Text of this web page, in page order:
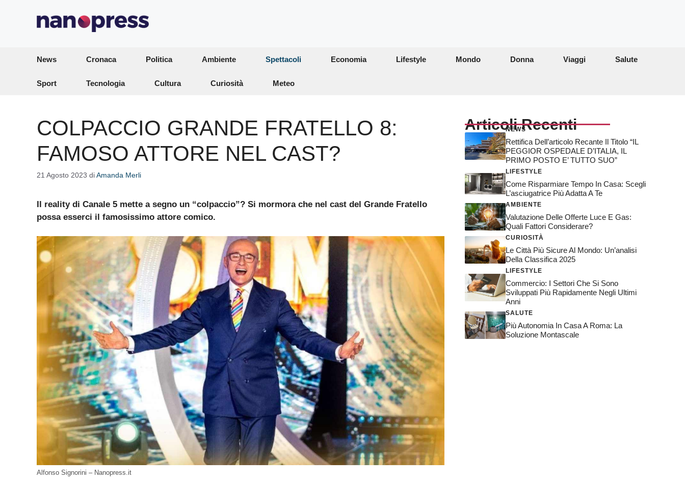
News Cronaca Politica Ambiente Spettacoli Economia Lifestyle Mondo Donna Viaggi Salute
Sport Tecnologia Cultura Curiosità Meteo
COLPACCIO GRANDE FRATELLO 8:
FAMOSO ATTORE NEL CAST?
21 Agosto 2023 diAmanda Merli
Il reality di Canale 5 mette a segno un “colpaccio”? Si mormora che nel cast del Grande Fratello
possa esserci il famosissimo attore comico.
Alfonso Signorini – Nanopress.it
Articoli Recenti
NEWS
Rettifica Dell’articolo Recante Il Titolo “IL
PEGGIOR OSPEDALE D’ITALIA, IL
PRIMO POSTO E’ TUTTO SUO”
LIFESTYLE
Come Risparmiare Tempo In Casa: Scegli
L’asciugatrice Più Adatta A Te
AMBIENTE
Valutazione Delle Offerte Luce E Gas:
Quali Fattori Considerare?
CURIOSITÀ
Le Città Più Sicure Al Mondo: Un’analisi
Della Classifica 2025
LIFESTYLE
Commercio: I Settori Che Si Sono
Sviluppati Più Rapidamente Negli Ultimi
Anni
SALUTE
Più Autonomia In Casa A Roma: La
Soluzione Montascale